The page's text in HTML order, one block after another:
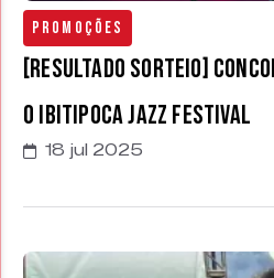
Promoções
[RESULTADO SORTEIO]
o Ibitipoca Jazz Festival
18 jul 2025